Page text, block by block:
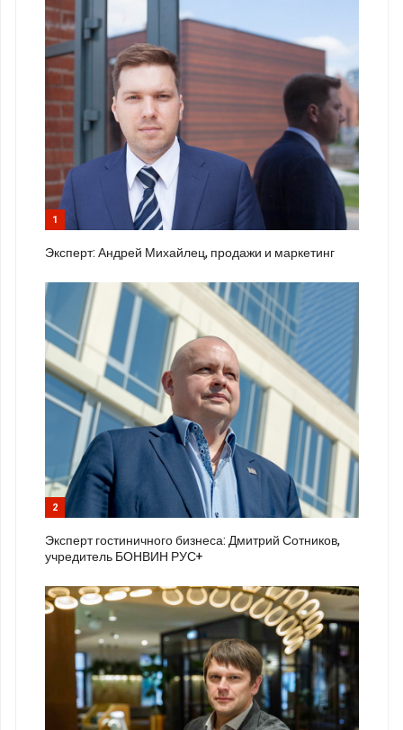
1
Эксперт: Андрей Михайлец, продажи и маркетинг
2
Эксперт гостиничного бизнеса: Дмитрий Сотников,
учредитель БОНВИН РУС+